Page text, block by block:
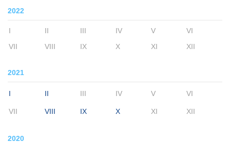
2022
I II III IV V
VI
VII
VIII IX X XI XII
2021
I II III IV V VI
VII VIII IX X XI XII
2020